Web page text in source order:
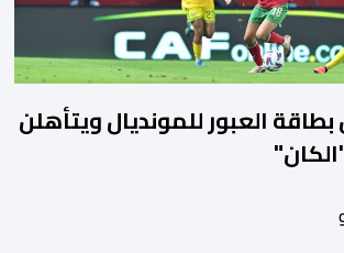
العبور للمونديال ويتأهلن